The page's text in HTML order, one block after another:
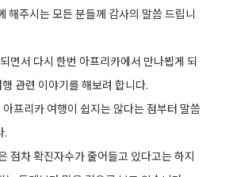
해주시는 모든 분들께 감사의 말씀 드립니
면서 다시 한번 아프리카에서 만나뵙게 되
관련 이야기를 해보려 합니다.
프리카 여행이 쉽지는 않다는 점부터 말씀
.
점차 확진자수가 줄어들고 있다고는 하지